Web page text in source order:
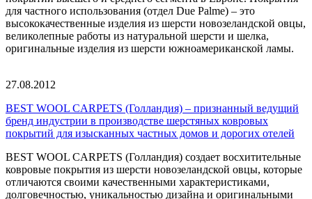
для частного использования (отдел Due Palme) – это
высококачественные изделия из шерсти новозеландской овцы,
великолепные работы из натуральной шерсти и шелка,
оригинальные изделия из шерсти южноамериканской ламы.
27.08.2012
BEST WOOL CARPETS (Голландия) – признанный ведущий
бренд индустрии в производстве шерстяных ковровых
покрытий для изысканных частных домов и дорогих отелей
BEST WOOL CARPETS (Голландия) создает восхитительные
ковровые покрытия из шерсти новозеландской овцы, которые
отличаются своими качественными характеристиками,
долговечностью, уникальностью дизайна и оригинальными